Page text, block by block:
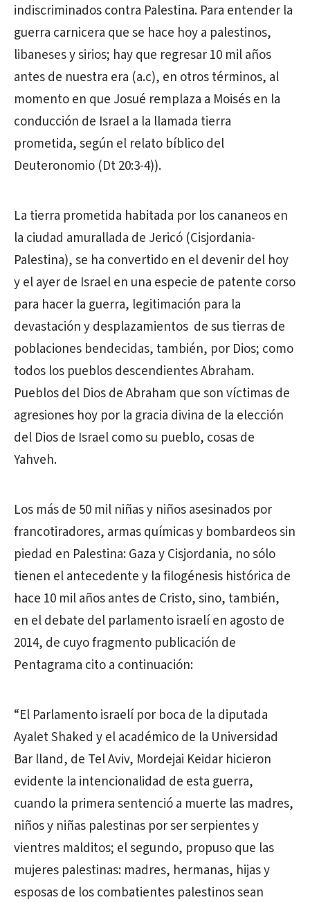
indiscriminados contra Palestina. Para entender la
guerra carnicera que se hace hoy a palestinos,
libaneses y sirios; hay que regresar 10 mil años
antes de nuestra era (a.c), en otros términos, al
momento en que Josué remplaza a Moisés en la
conducción de Israel a la llamada tierra
prometida, según el relato bíblico del
Deuteronomio (Dt 20:3-4)).
La tierra prometida habitada por los cananeos en
la ciudad amurallada de Jericó (Cisjordania-
Palestina), se ha convertido en el devenir del hoy
y el ayer de Israel en una especie de patente corso
para hacer la guerra, legitimación para la
devastación y desplazamientos de sus tierras de
poblaciones bendecidas, también, por Dios; como
todos los pueblos descendientes Abraham.
Pueblos del Dios de Abraham que son víctimas de
agresiones hoy por la gracia divina de la elección
del Dios de Israel como su pueblo, cosas de
Yahveh.
Los más de 50 mil niñas y niños asesinados por
francotiradores, armas químicas y bombardeos sin
piedad en Palestina: Gaza y Cisjordania, no sólo
tienen el antecedente y la filogénesis histórica de
hace 10 mil años antes de Cristo, sino, también,
en el debate del parlamento israelí en agosto de
2014, de cuyo fragmento publicación de
Pentagrama cito a continuación:
“El Parlamento israelí por boca de la diputada
Ayalet Shaked y el académico de la Universidad
Bar lland, de Tel Aviv, Mordejai Keidar hicieron
evidente la intencionalidad de esta guerra,
cuando la primera sentenció a muerte las madres,
niños y niñas palestinas por ser serpientes y
vientres malditos; el segundo, propuso que las
mujeres palestinas: madres, hermanas, hijas y
esposas de los combatientes palestinos sean